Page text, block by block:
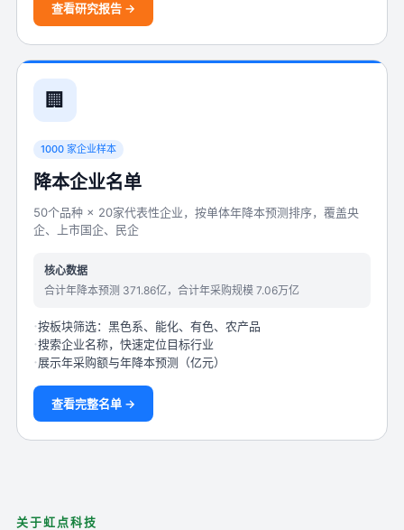
查看研究报告 →
🏢
1000 家企业样本
降本企业名单
50个品种 × 20家代表性企业，按单体年降本预测排序，覆盖央
企、上市国企、民企
核心数据
合计年降本预测 371.86亿，合计年采购规模 7.06万亿
按板块筛选：黑色系、能化、有色、农产品
搜索企业名称，快速定位目标行业
展示年采购额与年降本预测（亿元）
查看完整名单 →
关于虹点科技